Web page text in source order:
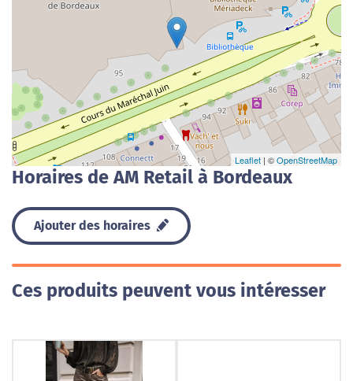
Leaflet | ©OpenStreetMap
Horaires de AM Retail à Bordeaux
Ajouter des horaires
Ces produits peuvent vous intéresser